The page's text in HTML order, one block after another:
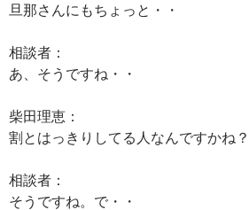
旦那さんにもちょっと・・
相談者：
あ、そうですね・・
柴田理恵：
割とはっきりしてる人なんですかね？
相談者：
そうですね。で・・